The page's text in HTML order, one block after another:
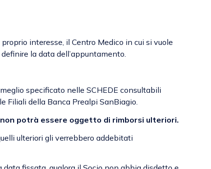
interesse, il Centro Medico in cui si vuole
la data dell’appuntamento.
specificato nelle SCHEDE consultabili
Filiali della Banca Prealpi SanBiagio.
potrà essere oggetto di rimborsi ulteriori.
ulteriori gli verrebbero addebitati